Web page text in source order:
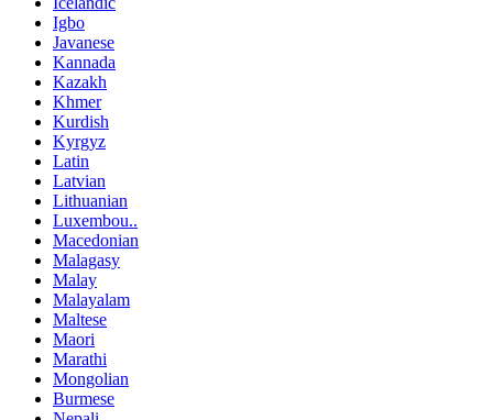
Igbo
Javanese
Kannada
Kazakh
Khmer
Kurdish
Kyrgyz
Latin
Latvian
Lithuanian
Luxembou..
Macedonian
Malagasy
Malay
Malayalam
Maltese
Maori
Marathi
Mongolian
Burmese